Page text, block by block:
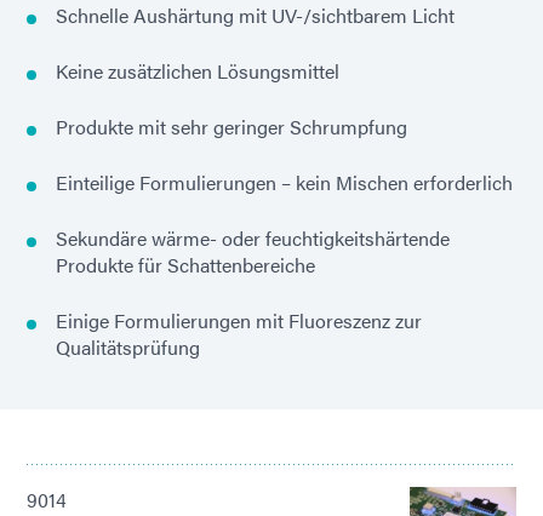
Schnelle Aushärtung mit UV-/sichtbarem Licht
Keine zusätzlichen Lösungsmittel
Produkte mit sehr geringer Schrumpfung
Einteilige Formulierungen – kein Mischen erforderlich
Sekundäre wärme- oder feuchtigkeitshärtende
Produkte für Schattenbereiche
Einige Formulierungen mit Fluoreszenz zur
Qualitätsprüfung
9014